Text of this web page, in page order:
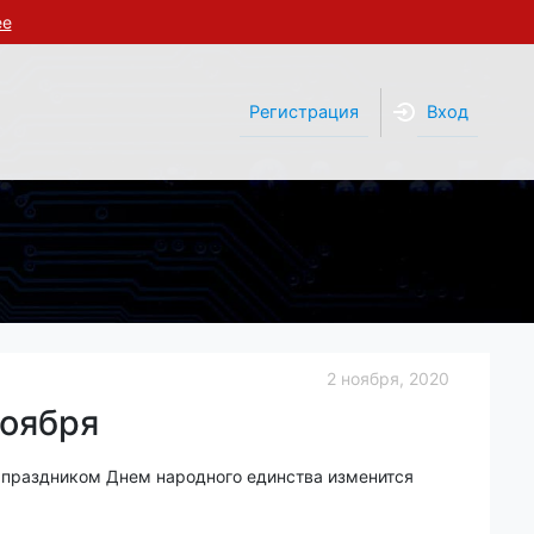
Регистрация Вход
2 ноября, 2020
Днем народного единства изменится